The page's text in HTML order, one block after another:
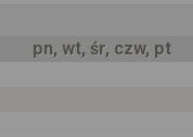
pn, wt, śr, czw, pt